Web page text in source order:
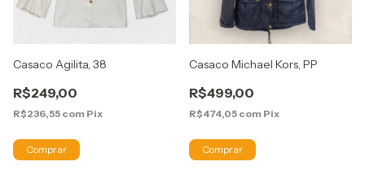
Casaco Agilita, 38
R$249,00
R$236,55 com Pix
Casaco Michael Kors, PP
R$499,00
R$474,05 com Pix